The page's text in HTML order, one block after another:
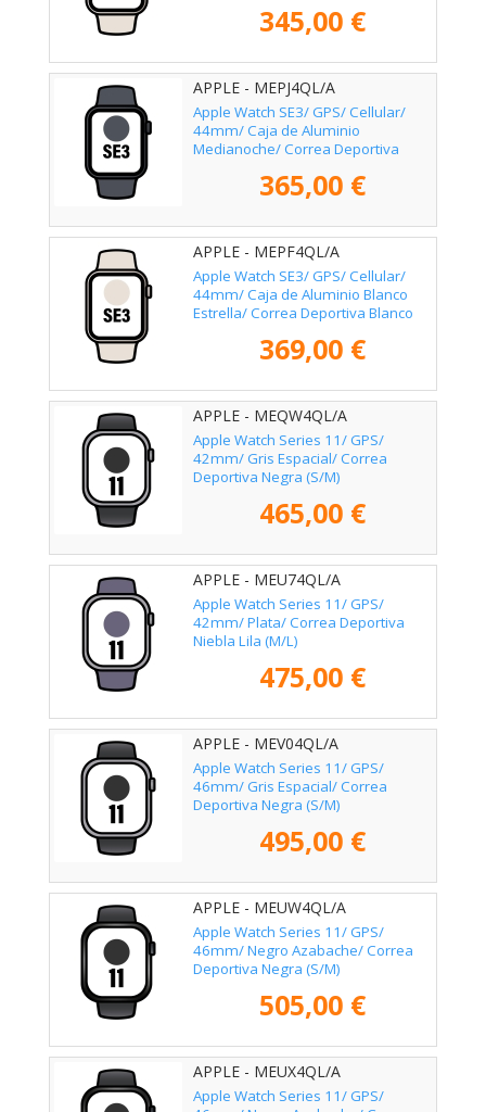
345,00 €
APPLE - MEPJ4QL/A
Apple Watch SE3/ GPS/ Cellular/
44mm/ Caja de Aluminio
Medianoche/ Correa Deportiva
365,00 €
APPLE - MEPF4QL/A
Apple Watch SE3/ GPS/ Cellular/
44mm/ Caja de Aluminio Blanco
Estrella/ Correa Deportiva Blanco
369,00 €
APPLE - MEQW4QL/A
Apple Watch Series 11/ GPS/
42mm/ Gris Espacial/ Correa
Deportiva Negra (S/M)
465,00 €
APPLE - MEU74QL/A
Apple Watch Series 11/ GPS/
42mm/ Plata/ Correa Deportiva
Niebla Lila (M/L)
475,00 €
APPLE - MEV04QL/A
Apple Watch Series 11/ GPS/
46mm/ Gris Espacial/ Correa
Deportiva Negra (S/M)
495,00 €
APPLE - MEUW4QL/A
Apple Watch Series 11/ GPS/
46mm/ Negro Azabache/ Correa
Deportiva Negra (S/M)
505,00 €
APPLE - MEUX4QL/A
Apple Watch Series 11/ GPS/